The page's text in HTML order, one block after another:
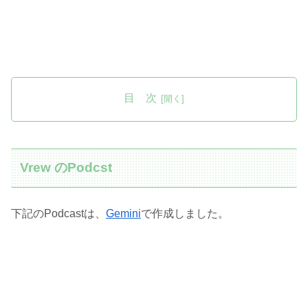
目 次
Vrew のPodcst
下記のPodcastは、 Geminiで作成しました。